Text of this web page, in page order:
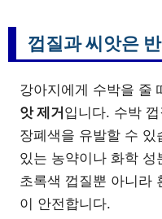
껍질과 씨앗은
강아지에게 수박을 줄
앗 제거 입니다. 수박
장폐색을 유발할 수
있는 농약이나 화학 성
초록색 껍질뿐 아니라
이 안전합니다.